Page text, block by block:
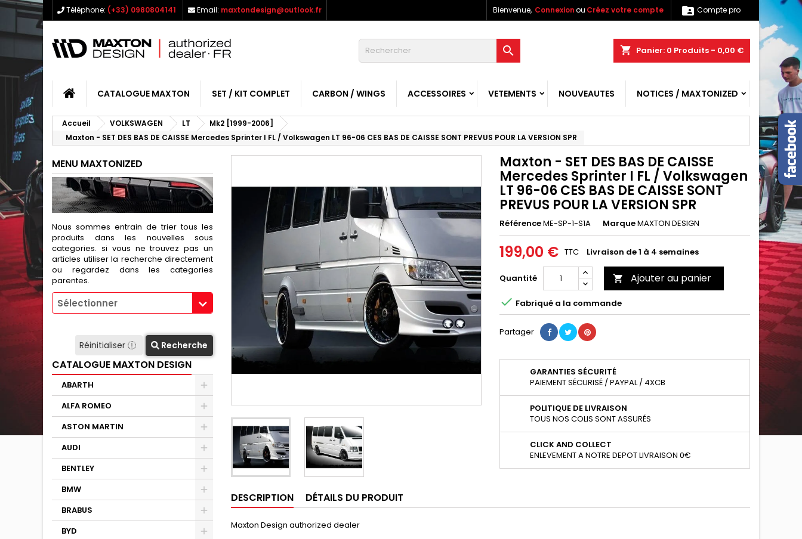
Téléphone: (+33) 0980804141 Email: maxtondesign@outlook.fr  Compte pro
Bienvenue, Connexionou Créez votre compte
shopping_cart Panier: 0 Produits - 0,00 €

CATALOGUE MAXTON SET / KIT COMPLET CARBON / WINGS ACCESSOIRES VETEMENTS NOUVEAUTES NOTICES / MAXTONIZED
Accueil VOLKSWAGEN LT
Mk2 [1999-2006]
Maxton - SET DES BAS DE CAISSE Mercedes Sprinter I FL / Volkswagen LT 96-06 CES BAS DE CAISSE SONT PREVUS POUR LA VERSION SPR
MENU MAXTONIZED
Nous sommes entrain de trier tous les
produits dans les nouvelles sous
categories. si vous ne trouvez pas un
articles utiliser la recherche directement
ou regardez dans les categories
parentes.
Sélectionner
Réinitialiser Recherche
CATALOGUE MAXTON DESIGN
ABARTH
ALFA ROMEO
ASTON MARTIN
AUDI
BENTLEY
BMW
BRABUS
BYD
Maxton - SET DES BAS DE CAISSE
Mercedes Sprinter I FL / Volkswagen
LT 96-06 CES BAS DE CAISSE SONT
PREVUS POUR LA VERSION SPR
RéférenceME-SP-1-S1A MarqueMAXTON DESIGN
199,00 € TTC Livraison de 1 à 4 semaines
Quantité  Ajouter au panier
 Fabriqué a la commande
Partager
GARANTIES SÉCURITÉ
PAIEMENT SÉCURISÉ / PAYPAL / 4XCB
POLITIQUE DE LIVRAISON
TOUS NOS COLIS SONT ASSURÉS
CLICK AND COLLECT
ENLEVEMENT A NOTRE DEPOT LIVRAISON 0€
DESCRIPTION DÉTAILS DU PRODUIT
Maxton Design authorized dealer